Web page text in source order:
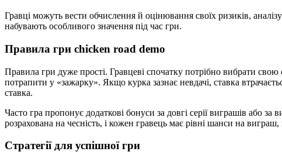
Гравці можуть вести обчислення й оцінювання своїх ризиків,
набувають особливого значення під час гри.
Правила гри chicken road demo
Правила гри дуже прості. Гравцеві спочатку потрібно вибрати
потрапити у «зажарку». Якщо курка зазнає невдачі, ставка
ставка.
Часто гра пропонує додаткові бонуси за довгі серії виграшів або
розрахована на чесність, і кожен гравець має рівні шанси на
Стратегії для успішної гри